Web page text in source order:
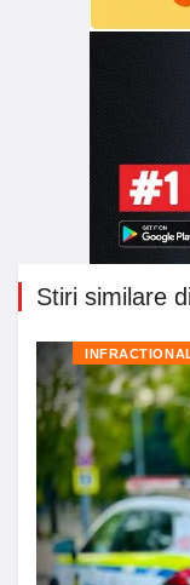
Stiri similare